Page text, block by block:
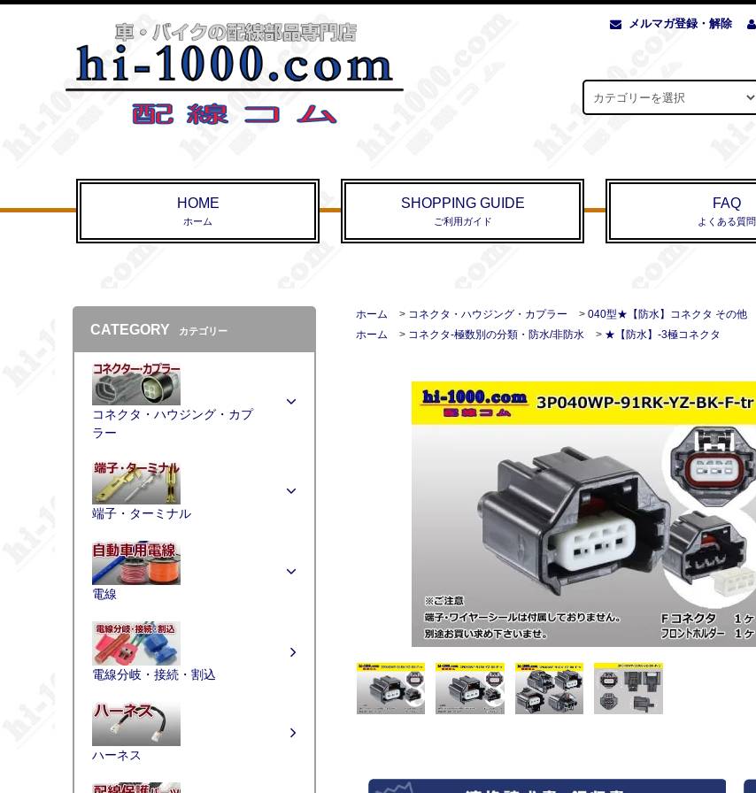
メルマガ登録・解除
HOME
ホーム
SHOPPING GUIDE
ご利用ガイド
FAQ
よくある質問
ホーム > コネクタ・ハウジング・カプラー > 040型★【防水】コネクタ その他
ホーム
> コネクタ-極数別の分類・防水/非防水 > ★【防水】-3極コネクタ
CATEGORY カテゴリー
コネクタ・ハウジング・カプ
ラー
端子・ターミナル
電線
電線分岐・接続・割込
ハーネス